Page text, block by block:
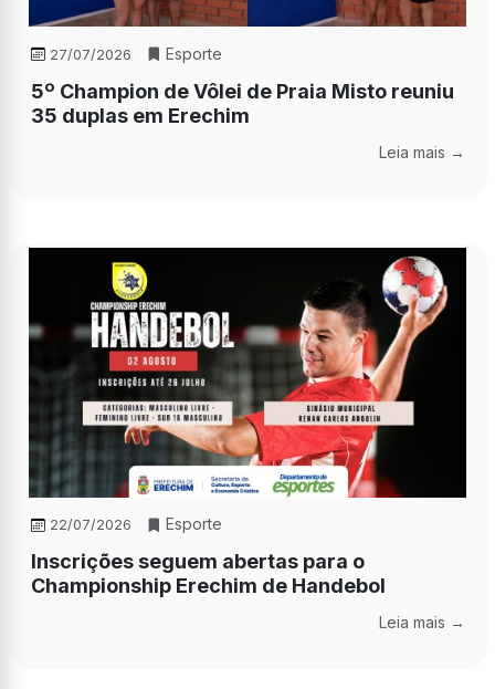
27/07/2026 Esporte
5º Champion de Vôlei de Praia Misto reuniu
35 duplas em Erechim
Leia mais →
22/07/2026 Esporte
Inscrições seguem abertas para o
Championship Erechim de Handebol
Leia mais →